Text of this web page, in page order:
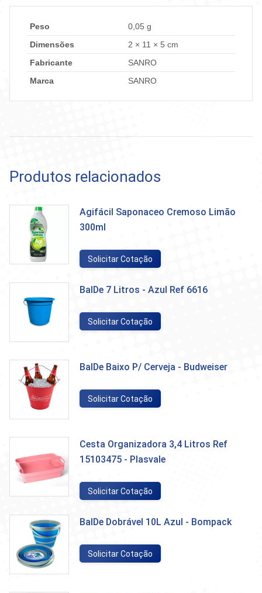
Peso
0,05 g
Dimensões
2 × 11 × 5 cm
Fabricante
SANRO
Marca
SANRO
Produtos relacionados
Agifácil Saponaceo Cremoso Limão
300ml
Solicitar Cotação
BalDe 7 Litros - Azul Ref 6616
Solicitar Cotação
BalDe Baixo P/ Cerveja - Budweiser
Solicitar Cotação
Cesta Organizadora 3,4 Litros Ref
15103475 - Plasvale
Solicitar Cotação
BalDe Dobrável 10L Azul - Bompack
Solicitar Cotação